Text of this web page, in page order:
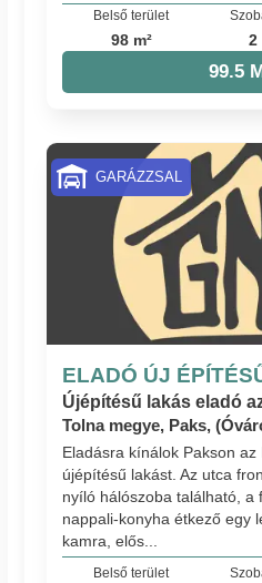
Belső terület
98 m² 2
99.5
ELADÓ ÚJ
Újépítésű lakás eladó
Tolna megye, Paks,
Eladásra kínálok Pakson
újépítésű lakást. Az utca
nyíló hálószoba található, a
nappali-konyha étkező egy
kamra, elős...
Belső terület
GARÁZZSAL